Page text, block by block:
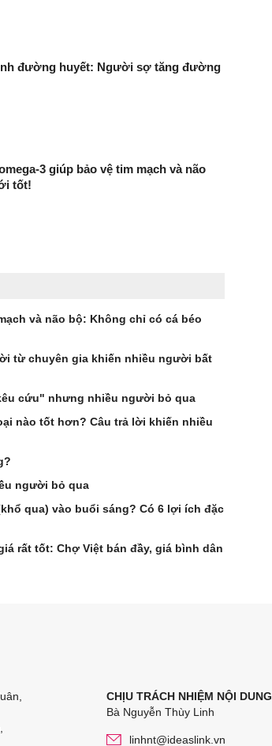
đường huyết: Người sợ tăng đường
3 giúp bảo vệ tim mạch và não
tốt!
và não bộ: Không chỉ có cá béo
từ chuyên gia khiến nhiều người bất
cứu" nhưng nhiều người bỏ qua
nào tốt hơn? Câu trả lời khiến nhiều
người bỏ qua
qua) vào buổi sáng? Có 6 lợi ích đặc
rất tốt: Chợ Việt bán đầy, giá bình dân
CHỊU TRÁCH NHIỆM NỘI DUNG
Bà Nguyễn Thùy Linh
linhnt@ideaslink.vn